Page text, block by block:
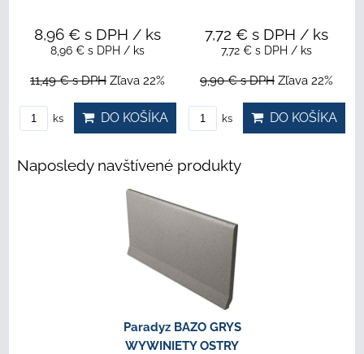
€s DPH / ks
s DPH / ks
s DPH Zľava 22%
DO KOŠÍKA
3,14 €s DPH / ks
s DPH / ks
4,02 € s DPH Zľava 22%
DO KOŠÍKA
Naposledy navštívené produkty
Paradyz BAZO GRYS
WYWINIETY OSTRY